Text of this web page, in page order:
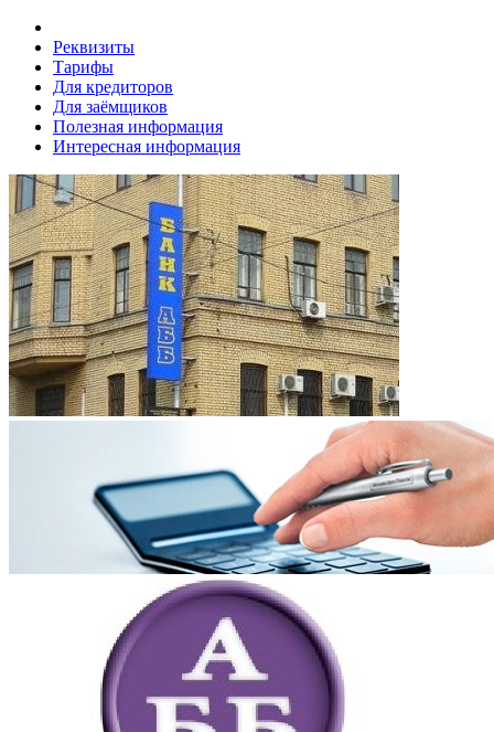
Реквизиты
Тарифы
Для кредиторов
Для заёмщиков
Полезная информация
Интересная информация